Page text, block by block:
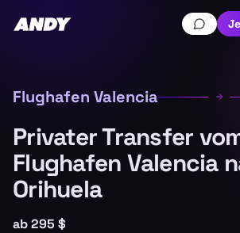
Flughafen Valencia
Privater Transfer
Flughafen Valencia
Orihuela
ab295 $